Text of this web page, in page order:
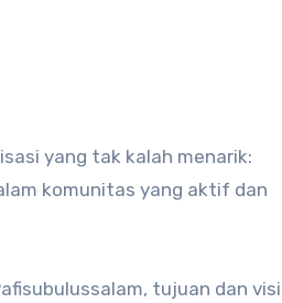
komunitas yang aktif dan
tujuan dan visi